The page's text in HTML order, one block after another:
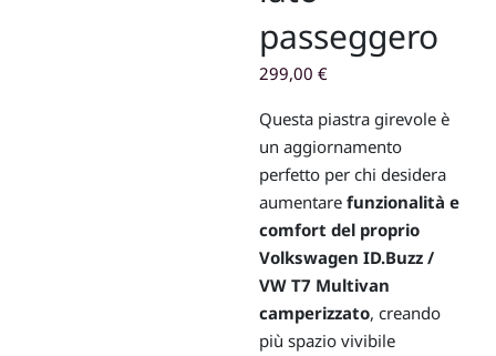
passeggero
299,00 €
Questa piastra girevole è
un aggiornamento
perfetto per chi desidera
aumentare funzionalità e
comfort del proprio
Volkswagen ID.Buzz /
VW T7 Multivan
camperizzato, creando
più spazio vivibile